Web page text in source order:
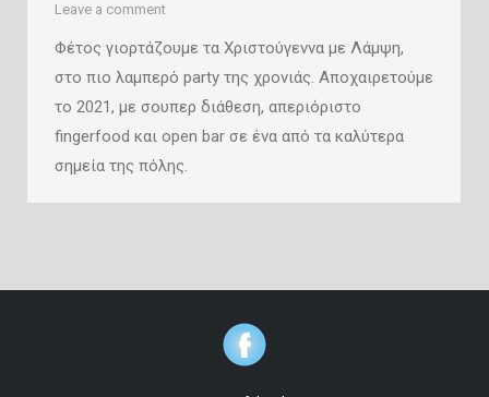
Leave a comment
Φέτος γιορτάζουμε τα Χριστούγεννα με Λάμψη,
στο πιο λαμπερό party της χρονιάς. Αποχαιρετούμε
το 2021, με σουπερ διάθεση, απεριόριστο
fingerfood και open bar σε ένα από τα καλύτερα
σημεία της πόλης.